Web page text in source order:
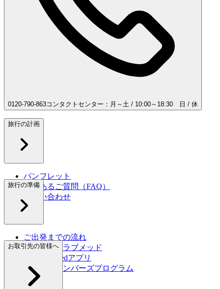
0120-790-863コンタクトセンター：月～土 / 10:00～18:30 日 / 休
旅行の計画
パンフレット
よくあるご質問（FAQ）
お問い合わせ
旅行の準備
ご出発までの流れ
初めてのクラブメッド
My Club Medアプリ
グレートメンバーズプログラム
旅行保険
お取引先の皆様へ